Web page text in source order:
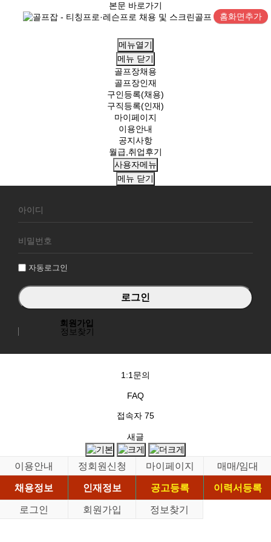
본문 바로가기
홈화면추가
메뉴열기
메뉴 닫기
골프장채용
골프장인재
구인등록(채용)
구직등록(인재)
마이페이지
이용안내
공지사항
월급,취업후기
사용자메뉴
메뉴 닫기
원
그
자동로그인
회원가입
정보찾기
1:1문의
FAQ
접속자 75
새글
이용안내 정회원신청 마이페이지
매매/임대
채용정보
인재정보 공고등록
이력서등록
로그인
회원가입 정보찾기